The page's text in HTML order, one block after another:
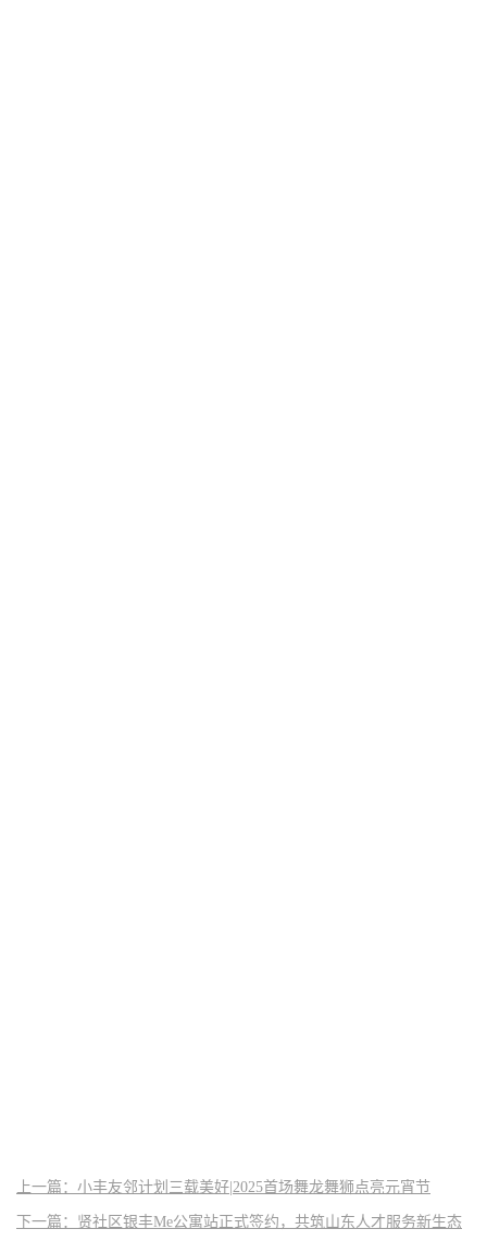
上一篇：小丰友邻计划三载美好|2025首场舞龙舞狮点亮元宵节
下一篇：贤社区银丰Me公寓站正式签约，共筑山东人才服务新生态